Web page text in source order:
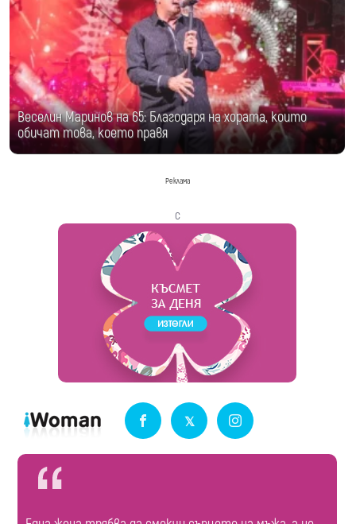
Веселин Маринов на 65: Благодаря на хората, които
обичат това, което правя
Реклама
с